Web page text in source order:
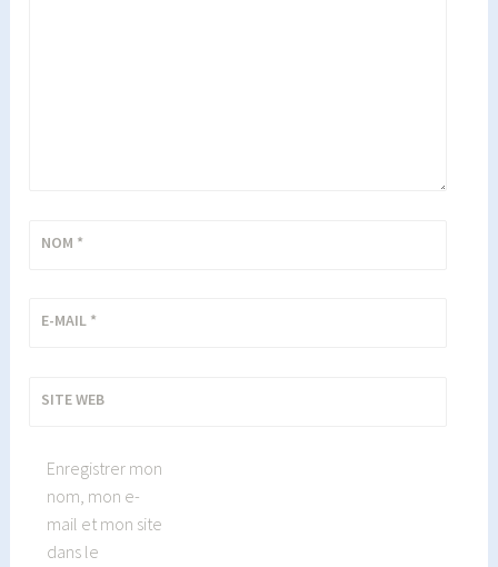
NOM *
E-MAIL *
SITE WEB
Enregistrer mon
nom, mon e-
mail et mon site
dans le